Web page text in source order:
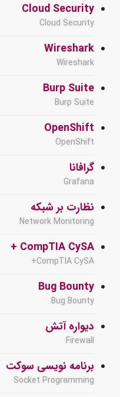
Cloud Security
Cloud Security
Wireshark
Wireshark
Burp Suite
Burp Suite
OpenShift
OpenShift
گرافانا
Grafana
نظارت بر شبکه
Network Monitoring
CompTIA CySA +
CompTIA CySA+
Bug Bounty
Bug Bounty
دیواره آتش
Firewall
برنامه نویسی سوکت
Socket Programming